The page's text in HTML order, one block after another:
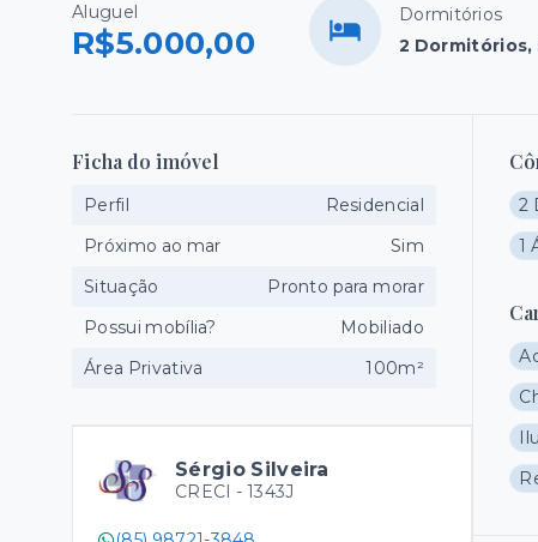
Aluguel
R$5.000,00
Dormitórios
2 Dormitórios,
2
1
Ficha do imóvel
Perfil
Residencial
Próximo ao mar
Sim
Situação
Pronto para morar
Possui mobília?
Mobiliado
Área Privativa
100m²
Sérgio Silveira
CRECI - 1343J